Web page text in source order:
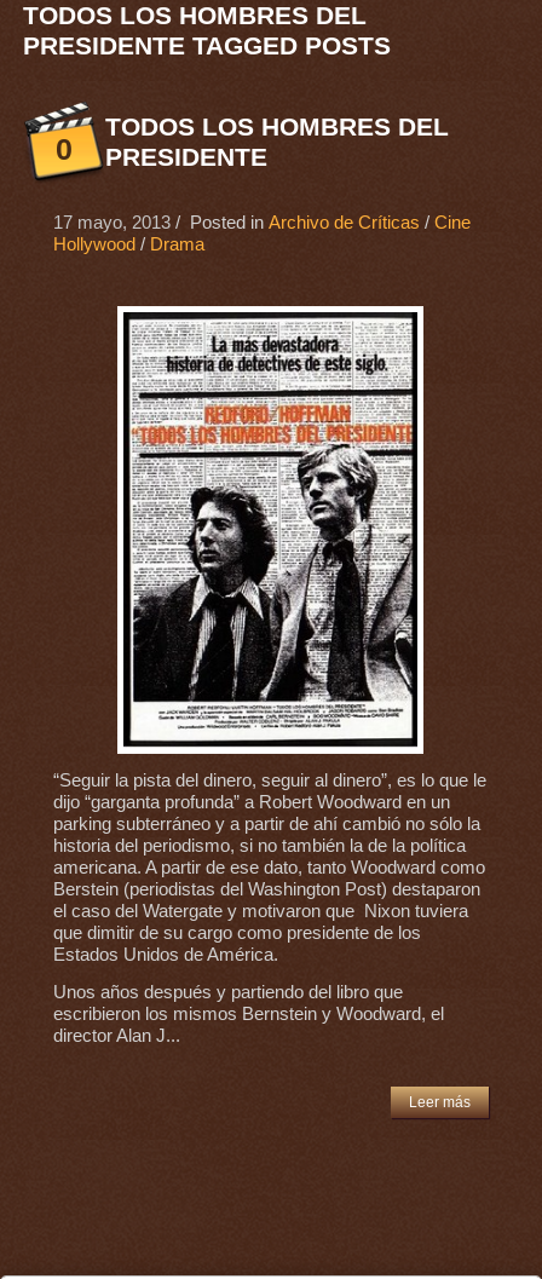
TODOS LOS HOMBRES DEL
PRESIDENTE TAGGED POSTS
0
TODOS LOS HOMBRES DEL
PRESIDENTE
17 mayo, 2013/ Posted in Archivo de Críticas / Cine
Hollywood / Drama
“Seguir la pista del dinero, seguir al dinero”, es lo que le
dijo “garganta profunda” a Robert Woodward en un
parking subterráneo y a partir de ahí cambió no sólo la
historia del periodismo, si no también la de la política
americana. A partir de ese dato, tanto Woodward como
Berstein (periodistas del Washington Post) destaparon
el caso del Watergate y motivaron que Nixon tuviera
que dimitir de su cargo como presidente de los
Estados Unidos de América.
Unos años después y partiendo del libro que
escribieron los mismos Bernstein y Woodward, el
director Alan J...
Leer más